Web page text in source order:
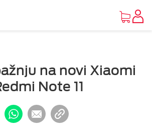
USLUZI I PAKETIMA
SE na novi Xiaomi
Note 11